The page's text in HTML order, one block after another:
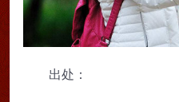
出处：